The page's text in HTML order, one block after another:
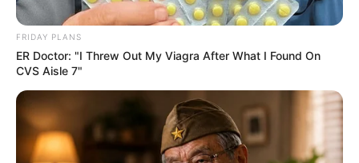
FRIDAY PLANS
ER Doctor: "I Threw Out My Viagra After What I Found On
CVS Aisle 7"